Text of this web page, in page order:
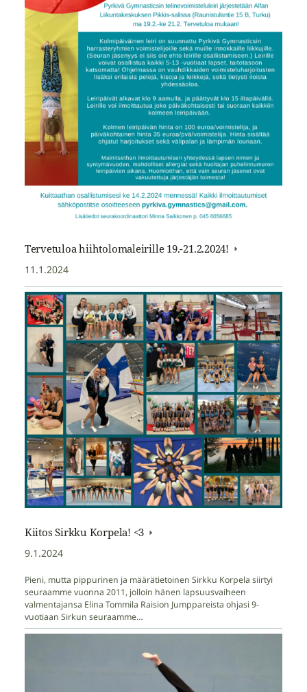
Tervetuloa hiihtolomaleirille 19.-21.2.2024!
11.1.2024
Kiitos Sirkku Korpela! <3
9.1.2024
Pieni, mutta pippurinen ja määrätietoinen Sirkku Korpela siirtyi
seuraamme vuonna 2011, jolloin hänen lapsuusvaiheen
valmentajansa Elina Tommila Raision Jumppareista ohjasi 9-
vuotiaan Sirkun seuraamme…